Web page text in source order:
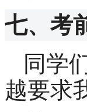
七、考
同学
越要求